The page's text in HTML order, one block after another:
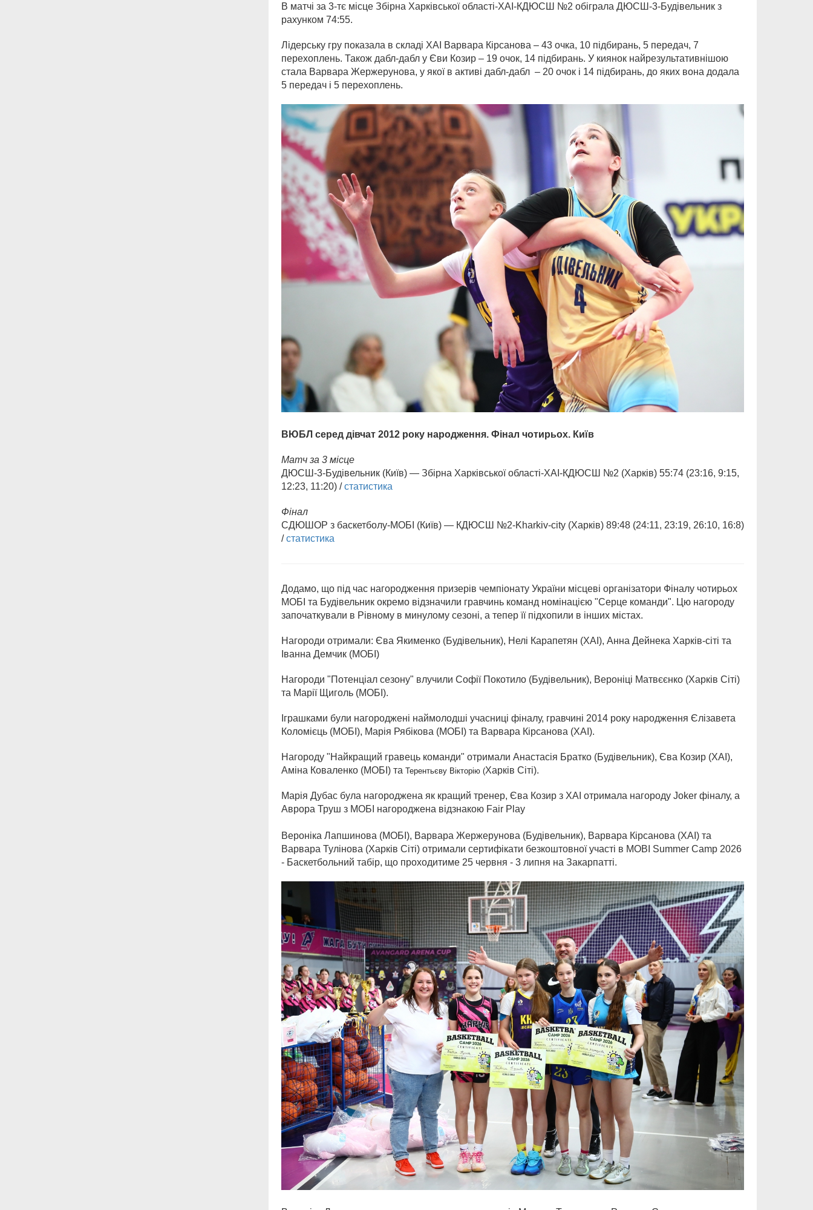
В матчі за 3-тє місце Збірна Харківської області-ХАІ-КДЮСШ №2 обіграла ДЮСШ-3-Будівельник з
рахунком 74:55.
Лідерську гру показала в складі ХАІ Варвара Кірсанова – 43 очка, 10 підбирань, 5 передач, 7
перехоплень. Також дабл-дабл у Єви Козир – 19 очок, 14 підбирань. У киянок найрезультативнішою
стала Варвара Жержерунова, у якої в активі дабл-дабл – 20 очок і 14 підбирань, до яких вона додала
5 передач і 5 перехоплень.
ВЮБЛ серед дівчат 2012 року народження. Фінал чотирьох. Київ
Матч за 3 місце
ДЮСШ-3-Будівельник (Київ) — Збірна Харківської області-ХАІ-КДЮСШ №2 (Харків) 55:74 (23:16, 9:15,
12:23, 11:20) /статистика
Фінал
СДЮШОР з баскетболу-МОБІ (Київ) — КДЮСШ №2-Kharkiv-city (Харків) 89:48 (24:11, 23:19, 26:10, 16:8)
/статистика
Додамо, що під час нагородження призерів чемпіонату України місцеві організатори Фіналу чотирьох
МОБІ та Будівельник окремо відзначили гравчинь команд номінацією "Серце команди". Цю нагороду
започаткували в Рівному в минулому сезоні, а тепер її підхопили в інших містах.
Нагороди отримали: Єва Якименко (Будівельник), Нелі Карапетян (ХАІ), Анна Дейнека Харків-сіті та
Іванна Демчик (МОБІ)
Нагороди "Потенціал сезону" влучили Софії Покотило (Будівельник), Вероніці Матвєєнко (Харків Сіті)
та Марії Щиголь (МОБІ).
Іграшками були нагороджені наймолодші учасниці фіналу, гравчині 2014 року народження Єлізавета
Коломієць (МОБІ), Марія Рябікова (МОБІ) та Варвара Кірсанова (ХАІ).
Нагороду "Найкращий гравець команди" отримали Анастасія Братко (Будівельник), Єва Козир (ХАІ),
Аміна Коваленко (МОБІ) та Терентьєву Вікторію (Харків Сіті).
Марія Дубас була нагороджена як кращий тренер, Єва Козир з ХАІ отримала нагороду Joker фіналу, а
Аврора Труш з МОБІ нагороджена відзнакою Fair Play
Вероніка Лапшинова (МОБІ), Варвара Жержерунова (Будівельник), Варвара Кірсанова (ХАІ) та
Варвара Тулінова (Харків Сіті) отримали сертифікати безкоштовної участі в MOBI Summer Camp 2026
- Баскетбольний табір, що проходитиме 25 червня - 3 липня на Закарпатті.